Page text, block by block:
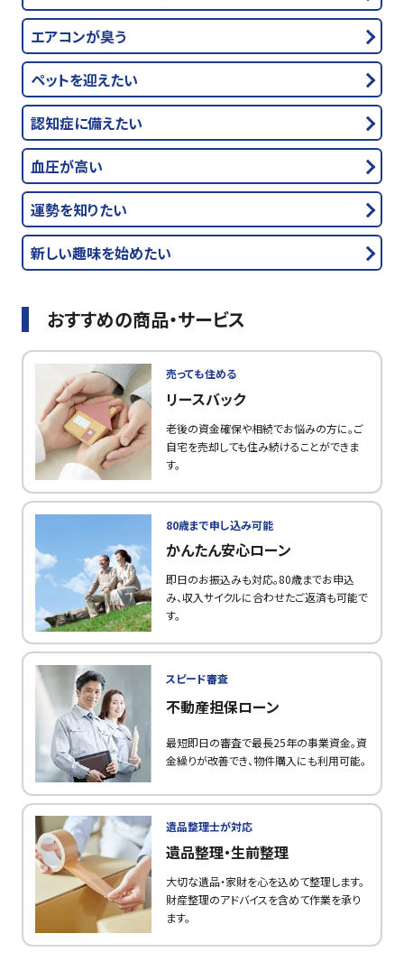
エアコンが臭う
ペットを迎えたい
認知症に備えたい
血圧が高い
運勢を知りたい
新しい趣味を始めたい
おすすめの商品・サービス
売っても住める
リースバック
老後の資金確保や相続でお悩みの方に。ご
自宅を売却しても住み続けることができま
す。
80歳まで申し込み可能
かんたん安心ローン
即日のお振込みも対応。80歳までお申込
み、収入サイクルに合わせたご返済も可能で
す。
スピード審査
不動産担保ローン
最短即日の審査で最長25年の事業資金。資
金繰りが改善でき、物件購入にも利用可能。
遺品整理士が対応
遺品整理・生前整理
大切な遺品・家財を心を込めて整理します。
財産整理のアドバイスを含めて作業を承り
ます。